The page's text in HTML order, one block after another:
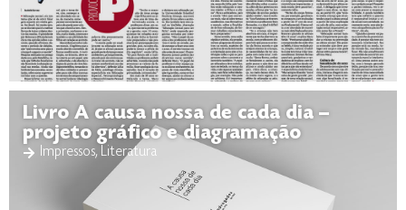
Livro A causa nossa de cada dia –
projeto gráfico e diagramação
Impressos, Literatura